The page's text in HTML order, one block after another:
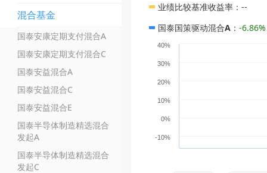
混合基金
国泰安康定期支付混合A
国泰安康定期支付混合C
国泰安益混合A
国泰安益混合C
国泰安益混合E
国泰半导体制造精选混合
发起A
国泰半导体制造精选混合
发起C
业绩比较基准收益率 ： --
国泰国策驱动混合A ： -6.86%
-10%
0%
10%
20%
30%
40%